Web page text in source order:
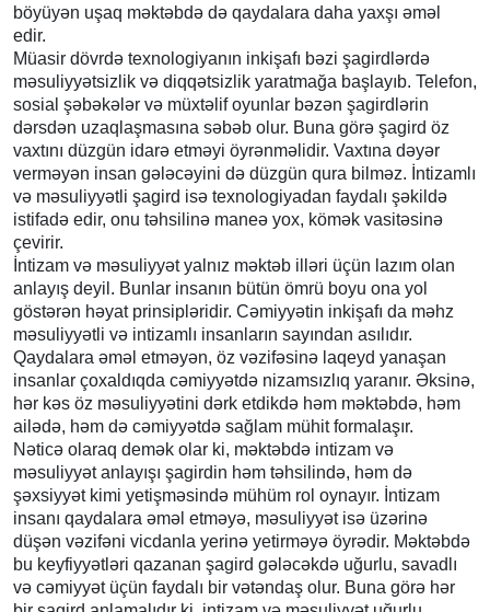
böyüyən uşaq məktəbdə də qaydalara daha yaxşı əməl
edir.
Müasir dövrdə texnologiyanın inkişafı bəzi şagirdlərdə
məsuliyyətsizlik və diqqətsizlik yaratmağa başlayıb. Telefon,
sosial şəbəkələr və müxtəlif oyunlar bəzən şagirdlərin
dərsdən uzaqlaşmasına səbəb olur. Buna görə şagird öz
vaxtını düzgün idarə etməyi öyrənməlidir. Vaxtına dəyər
verməyən insan gələcəyini də düzgün qura bilməz. İntizamlı
və məsuliyyətli şagird isə texnologiyadan faydalı şəkildə
istifadə edir, onu təhsilinə maneə yox, kömək vasitəsinə
çevirir.
İntizam və məsuliyyət yalnız məktəb illəri üçün lazım olan
anlayış deyil. Bunlar insanın bütün ömrü boyu ona yol
göstərən həyat prinsipləridir. Cəmiyyətin inkişafı da məhz
məsuliyyətli və intizamlı insanların sayından asılıdır.
Qaydalara əməl etməyən, öz vəzifəsinə laqeyd yanaşan
insanlar çoxaldıqda cəmiyyətdə nizamsızlıq yaranır. Əksinə,
hər kəs öz məsuliyyətini dərk etdikdə həm məktəbdə, həm
ailədə, həm də cəmiyyətdə sağlam mühit formalaşır.
Nəticə olaraq demək olar ki, məktəbdə intizam və
məsuliyyət anlayışı şagirdin həm təhsilində, həm də
şəxsiyyət kimi yetişməsində mühüm rol oynayır. İntizam
insanı qaydalara əməl etməyə, məsuliyyət isə üzərinə
düşən vəzifəni vicdanla yerinə yetirməyə öyrədir. Məktəbdə
bu keyfiyyətləri qazanan şagird gələcəkdə uğurlu, savadlı
və cəmiyyət üçün faydalı bir vətəndaş olur. Buna görə hər